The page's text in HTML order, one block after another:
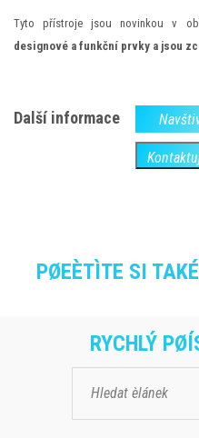
Tyto přístroje jsou novinkou v
designové a funkční prvky a jsou
Další informace
PØEÈTÌTE SI TAKÉ
RYCHLÝ